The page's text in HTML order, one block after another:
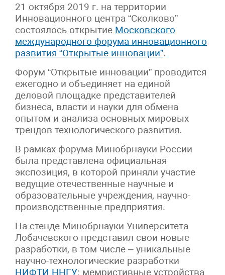
21 октября 2019 г. на территории
Инновационного центра “Сколково”
состоялось открытие Московского
международного форума инновационного
развития “Открытые инновации”.
Форум “Открытые инновации” проводится
ежегодно и объединяет на единой
деловой площадке представителей
бизнеса, власти и науки для обмена
опытом и анализа основных мировых
трендов технологического развития.
В рамках форума Минобрнауки России
была представлена официальная
экспозиция, в которой приняли участие
ведущие отечественные научные и
образовательные учреждения, научно-
производственные предприятия.
На стенде Минобрнауки Университета
Лобачевского представил свои новые
разработки, в том числе – уникальные
научно-технологические разработки
НИФТИ ННГУ: мемристивные устройства